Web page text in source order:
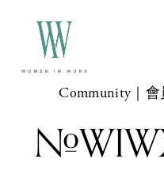
Community｜會